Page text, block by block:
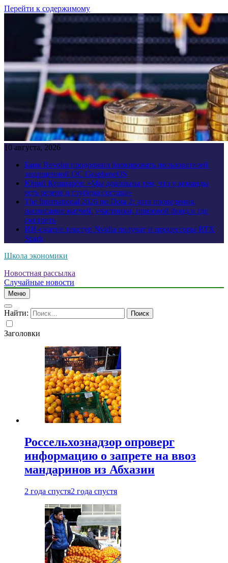
Перейти к содержимому
10 августа, 2026
Банк Revolut продолжил блокировать пользователей
защищенной ОС GrapheneOS
Юрий Кушнарёв: «Мы довольны тем, что у команды
есть резерв и глубина состава»
The International 2026 по Dota 2: дата проведения,
расписание матчей, участники, призовой фонд и где
смотреть
ИИ-сжатие текстур Nvidia получат и процессоры RTX
Spark
Школа экономики
Новостная рассылка
Случайные новости
Меню
Найти:
Заголовки
Россельхознадзор опроверг
информацию о запрете на ввоз
мандаринов из Абхазии
2 года спустя2 года спустя